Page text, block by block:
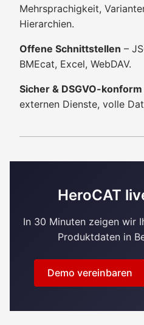
Mehrsprachigkeit,
Hierarchien.
Offene Schnittstellen –
BMEcat, Excel, WebDAV.
Sicher & DSGVO-konform
externen Dienste, volle
HeroCAT
In 30 Minuten zeigen wir
Produktdaten in
Demo vereinbaren